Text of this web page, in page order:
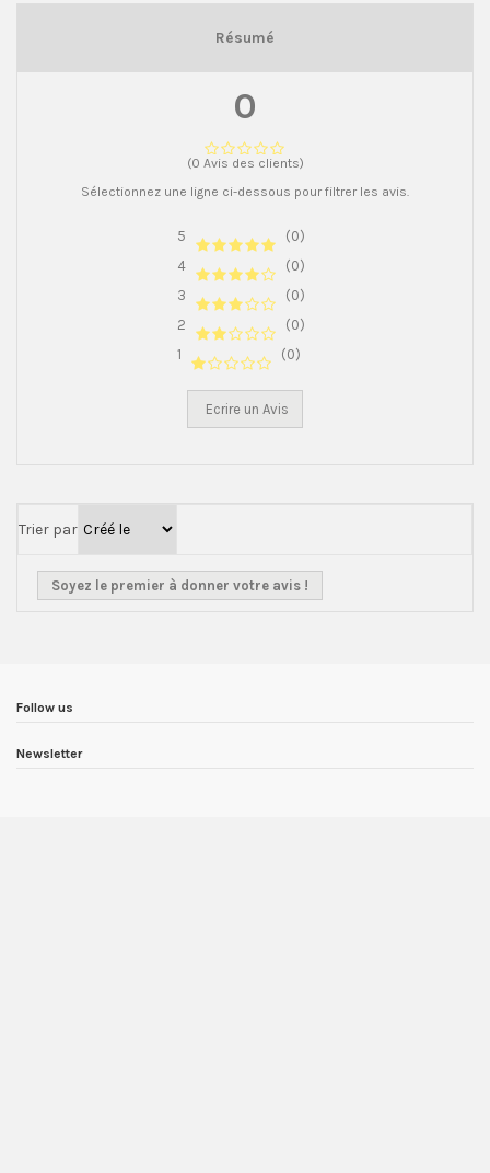
Résumé
0
(0 Avis des clients)
Sélectionnez une ligne ci-dessous pour filtrer les avis.
5
(0)
4
(0)
3
(0)
2
(0)
1
(0)
Ecrire un Avis
Trier par
Soyez le premier à donner votre avis !
Follow us
Newsletter